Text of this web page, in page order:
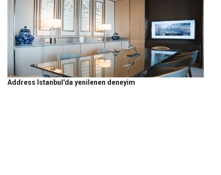
Address Istanbul'da yenilenen deneyim